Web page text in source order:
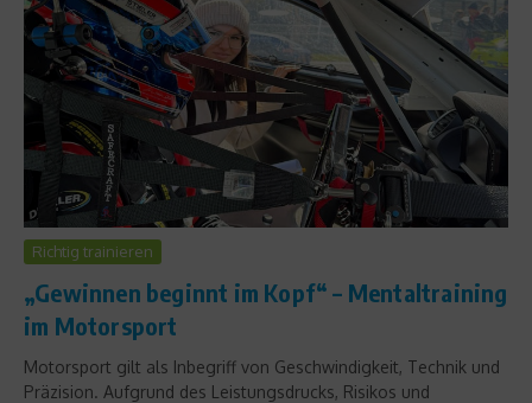
Richtig trainieren
„Gewinnen beginnt im Kopf“ – Mentaltraining
im Motorsport
Motorsport gilt als Inbegriff von Geschwindigkeit, Technik und
Präzision. Aufgrund des Leistungsdrucks, Risikos und